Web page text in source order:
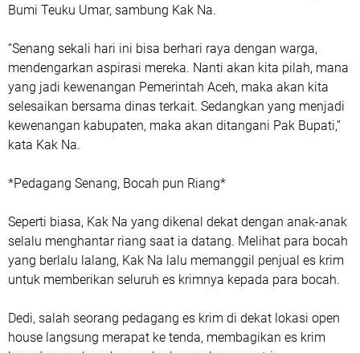
Bumi Teuku Umar, sambung Kak Na.
“Senang sekali hari ini bisa berhari raya dengan warga,
mendengarkan aspirasi mereka. Nanti akan kita pilah, mana
yang jadi kewenangan Pemerintah Aceh, maka akan kita
selesaikan bersama dinas terkait. Sedangkan yang menjadi
kewenangan kabupaten, maka akan ditangani Pak Bupati,”
kata Kak Na.
*Pedagang Senang, Bocah pun Riang*
Seperti biasa, Kak Na yang dikenal dekat dengan anak-anak
selalu menghantar riang saat ia datang. Melihat para bocah
yang berlalu lalang, Kak Na lalu memanggil penjual es krim
untuk memberikan seluruh es krimnya kepada para bocah.
Dedi, salah seorang pedagang es krim di dekat lokasi open
house langsung merapat ke tenda, membagikan es krim